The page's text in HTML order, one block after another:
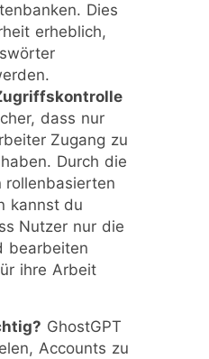
Dies
erheblich,
dass nur
Zugang zu
Durch die
rollenbasierten
kannst du
Nutzer nur die
bearbeiten
ihre Arbeit
GhostGPT
Accounts zu